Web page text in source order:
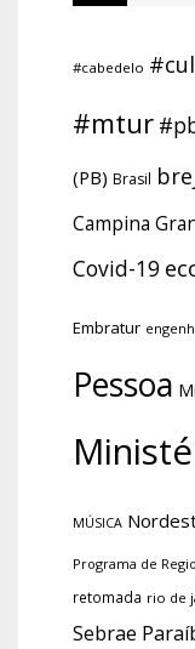
#cabedelo
#mtur
(PB) Brasil
Campina
Covid-19
Embratur
Pessoa
MÚSICA
Programa de
retomada rio de
Sebrae